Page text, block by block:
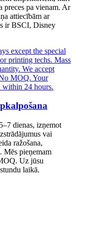
preces pa vienam. Ar
attiecībām ar
ir BSCI, Disney
dienas, izņemot
vai
ražošana,
Mēs pieņemam
Uz jūsu
laikā.